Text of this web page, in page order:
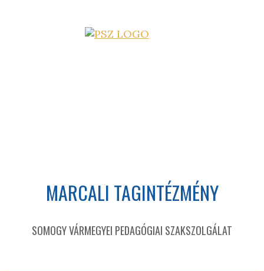
MARCALI TAGINTÉZMÉNY
SOMOGY VÁRMEGYEI PEDAGÓGIAI SZAKSZOLGÁLAT